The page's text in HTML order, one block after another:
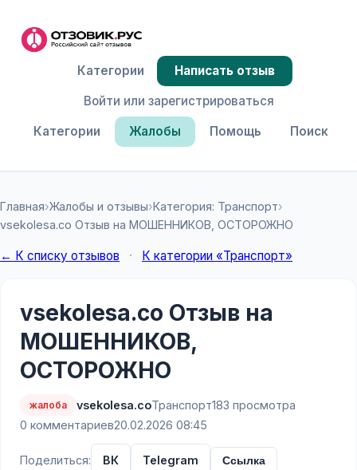
Категории Жалобы Помощь Поиск
Категории
Написать отзыв
Войти или зарегистрироваться
Главная›Жалобы и отзывы›Категория: Транспорт›
vsekolesa.co Отзыв на МОШЕННИКОВ, ОСТОРОЖНО
← К списку отзывов · К категории «Транспорт»
vsekolesa.co Отзыв на
МОШЕННИКОВ,
ОСТОРОЖНО
жалоба vsekolesa.coТранспорт183 просмотра
0 комментариев20.02.2026 08:45
Поделиться: ВК Telegram Ссылка